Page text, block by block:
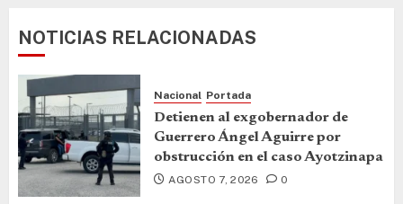
NOTICIAS RELACIONADAS
Nacional Portada
Detienen al exgobernador de
Guerrero Ángel Aguirre por
obstrucción en el caso Ayotzinapa
AGOSTO 7, 2026 0